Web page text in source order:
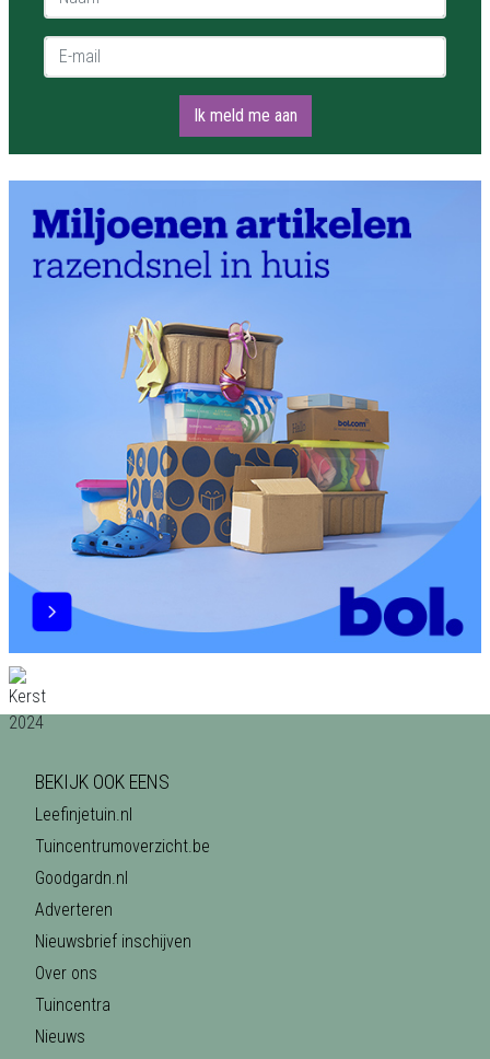
E-mail *
Ik meld me aan
BEKIJK OOK EENS
Leefinjetuin.nl
Tuincentrumoverzicht.be
Goodgardn.nl
Adverteren
Nieuwsbrief inschijven
Over ons
Tuincentra
Nieuws